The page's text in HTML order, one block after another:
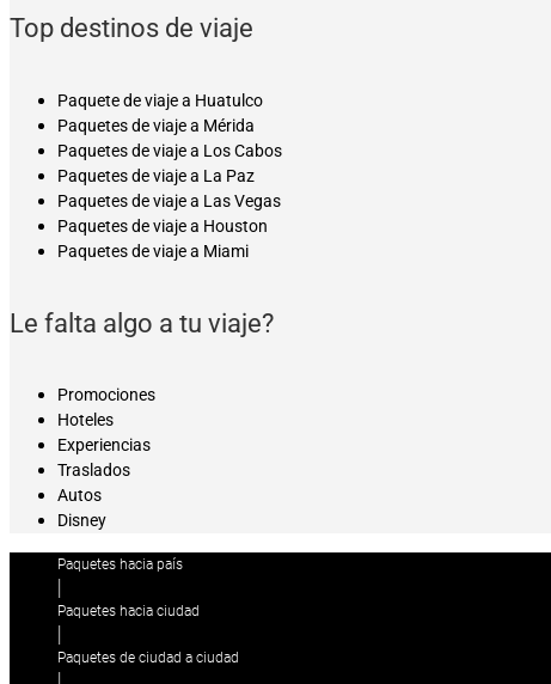
Top destinos de viaje
Paquete de viaje a Huatulco
Paquetes de viaje a Mérida
Paquetes de viaje a Los Cabos
Paquetes de viaje a La Paz
Paquetes de viaje a Las Vegas
Paquetes de viaje a Houston
Paquetes de viaje a Miami
Le falta algo a tu viaje?
Promociones
Hoteles
Experiencias
Traslados
Autos
Disney
Paquetes hacia país
Paquetes hacia ciudad
Paquetes de ciudad a ciudad